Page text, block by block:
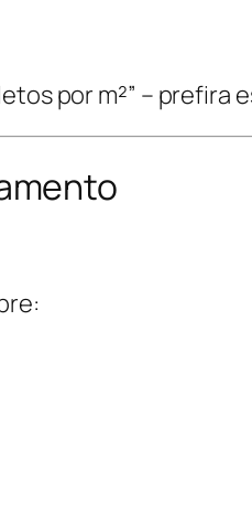
por m²” – prefira